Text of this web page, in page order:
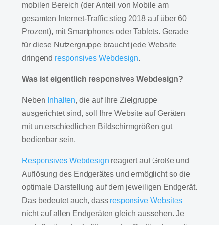
mobilen Bereich (der Anteil von Mobile am
gesamten Internet-Traffic stieg 2018 auf über 60
Prozent), mit Smartphones oder Tablets. Gerade
für diese Nutzergruppe braucht jede Website
dringend responsives Webdesign.
Was ist eigentlich responsives Webdesign?
Neben Inhalten, die auf Ihre Zielgruppe
ausgerichtet sind, soll Ihre Website auf Geräten
mit unterschiedlichen Bildschirmgrößen gut
bedienbar sein.
Responsives Webdesign reagiert auf Größe und
Auflösung des Endgerätes und ermöglicht so die
optimale Darstellung auf dem jeweiligen Endgerät.
Das bedeutet auch, dass responsive Websites
nicht auf allen Endgeräten gleich aussehen. Je